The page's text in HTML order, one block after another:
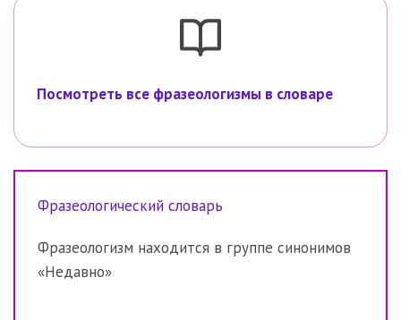
Посмотреть все фразеологизмы в словаре
Фразеологический словарь
Фразеологизм находится в группе синонимов
«Недавно»